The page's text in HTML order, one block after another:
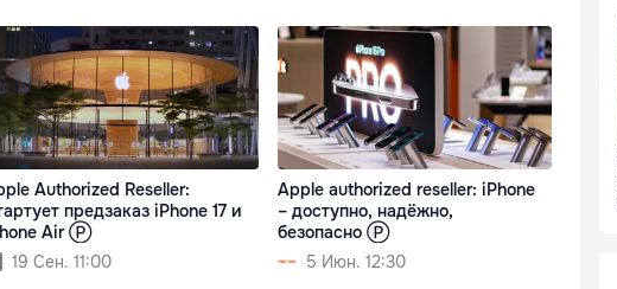
Authorized Reseller:
предзаказ iPhone 17 и
Air Ⓟ
19 Сен. 11:00
Apple authorized reseller: iPhone
– доступно, надёжно,
безопасно Ⓟ
5 Июн. 12:30